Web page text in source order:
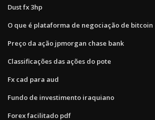
Dust fx 3hp
O que é plataforma de negociação de bitcoin
Preço da ação jpmorgan chase bank
Classificações das ações do pote
Fx cad para aud
Fundo de investimento iraquiano
Forex facilitado pdf